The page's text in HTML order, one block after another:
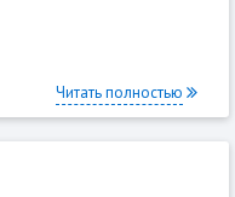
Читать полностью